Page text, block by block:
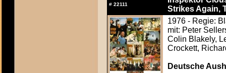
# 22111
Strikes Again,
1976 - Regie:
mit: Peter
Colin Blakely,
Crockett,
Deutsche